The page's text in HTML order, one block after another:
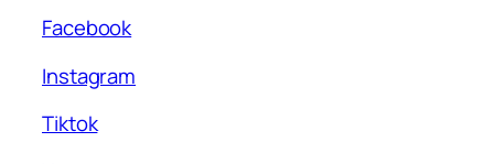
Facebook
Instagram
Tiktok